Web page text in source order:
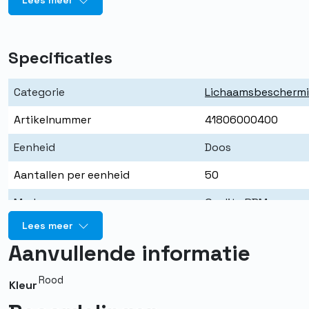
Specificaties
Categorie
Artikelnummer
41806000400
Eenheid
Doos
Aantallen per eenheid
50
Merk
Quality PBM
Kleur
Maat
S t/m 3XL
Materiaal
Lees meer
Aanvullende informatie
KleurRood